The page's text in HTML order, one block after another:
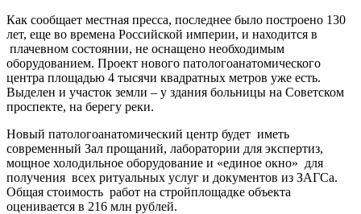
Как сообщает местная пресса, последнее было построено 130
лет, еще во времена Российской империи, и находится в
плачевном состоянии, не оснащено необходимым
оборудованием. Проект нового патологоанатомического
центра площадью 4 тысячи квадратных метров уже есть.
Выделен и участок земли – у здания больницы на Советском
проспекте, на берегу реки.
Новый патологоанатомический центр будет иметь
современный Зал прощаний, лаборатории для экспертиз,
мощное холодильное оборудование и «единое окно» для
получения всех ритуальных услуг и документов из ЗАГСа.
Общая стоимость работ на стройплощадке объекта
оценивается в 216 млн рублей.